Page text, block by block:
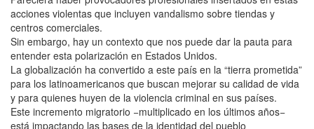
acciones violentas que incluyen vandalismo sobre tiendas y
centros comerciales.
Sin embargo, hay un contexto que nos puede dar la pauta para
entender esta polarización en Estados Unidos.
La globalización ha convertido a este país en la “tierra prometida”
para los latinoamericanos que buscan mejorar su calidad de vida
y para quienes huyen de la violencia criminal en sus países.
Este incremento migratorio −multiplicado en los últimos años−
está impactando las bases de la identidad del pueblo